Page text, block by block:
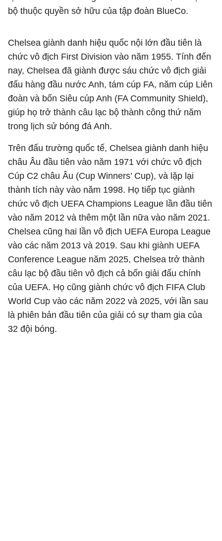
bộ thuộc quyền sở hữu của tập đoàn BlueCo.
Chelsea giành danh hiệu quốc nội lớn đầu tiên là
chức vô địch First Division vào năm 1955. Tính đến
nay, Chelsea đã giành được sáu chức vô địch giải
đấu hàng đầu nước Anh, tám cúp FA, năm cúp Liên
đoàn và bốn Siêu cúp Anh (FA Community Shield),
giúp họ trở thành câu lạc bộ thành công thứ năm
trong lịch sử bóng đá Anh.
Trên đấu trường quốc tế, Chelsea giành danh hiệu
châu Âu đầu tiên vào năm 1971 với chức vô địch
Cúp C2 châu Âu (Cup Winners’ Cup), và lặp lại
thành tích này vào năm 1998. Họ tiếp tục giành
chức vô địch UEFA Champions League lần đầu tiên
vào năm 2012 và thêm một lần nữa vào năm 2021.
Chelsea cũng hai lần vô địch UEFA Europa League
vào các năm 2013 và 2019. Sau khi giành UEFA
Conference League năm 2025, Chelsea trở thành
câu lạc bộ đầu tiên vô địch cả bốn giải đấu chính
của UEFA. Họ cũng giành chức vô địch FIFA Club
World Cup vào các năm 2022 và 2025, với lần sau
là phiên bản đầu tiên của giải có sự tham gia của
32 đội bóng.